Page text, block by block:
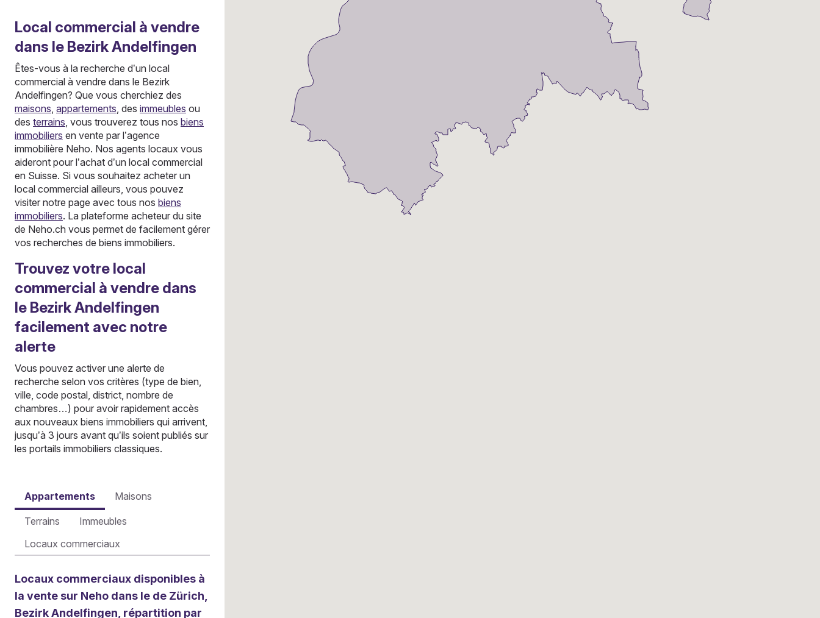
Local commercial à vendre
dans le Bezirk Andelfingen
Êtes-vous à la recherche d’un local
commercial à vendre dans le Bezirk
Andelfingen? Que vous cherchiez des
maisons, appartements, des immeubles ou
des terrains, vous trouverez tous nos biens
immobiliers en vente par l’agence
immobilière Neho. Nos agents locaux vous
aideront pour l’achat d’un local commercial
en Suisse. Si vous souhaitez acheter un
local commercial ailleurs, vous pouvez
visiter notre page avec tous nos biens
immobiliers. La plateforme acheteur du site
de Neho.ch vous permet de facilement gérer
vos recherches de biens immobiliers.
Trouvez votre local
commercial à vendre dans
le Bezirk Andelfingen
facilement avec notre
alerte
Vous pouvez activer une alerte de
recherche selon vos critères (type de bien,
ville, code postal, district, nombre de
chambres…) pour avoir rapidement accès
aux nouveaux biens immobiliers qui arrivent,
jusqu’à 3 jours avant qu’ils soient publiés sur
les portails immobiliers classiques.
Appartements Maisons
Terrains
Immeubles
Locaux commerciaux
Locaux commerciaux disponibles à
la vente sur Neho dans le de Zürich,
Bezirk Andelfingen, répartition par